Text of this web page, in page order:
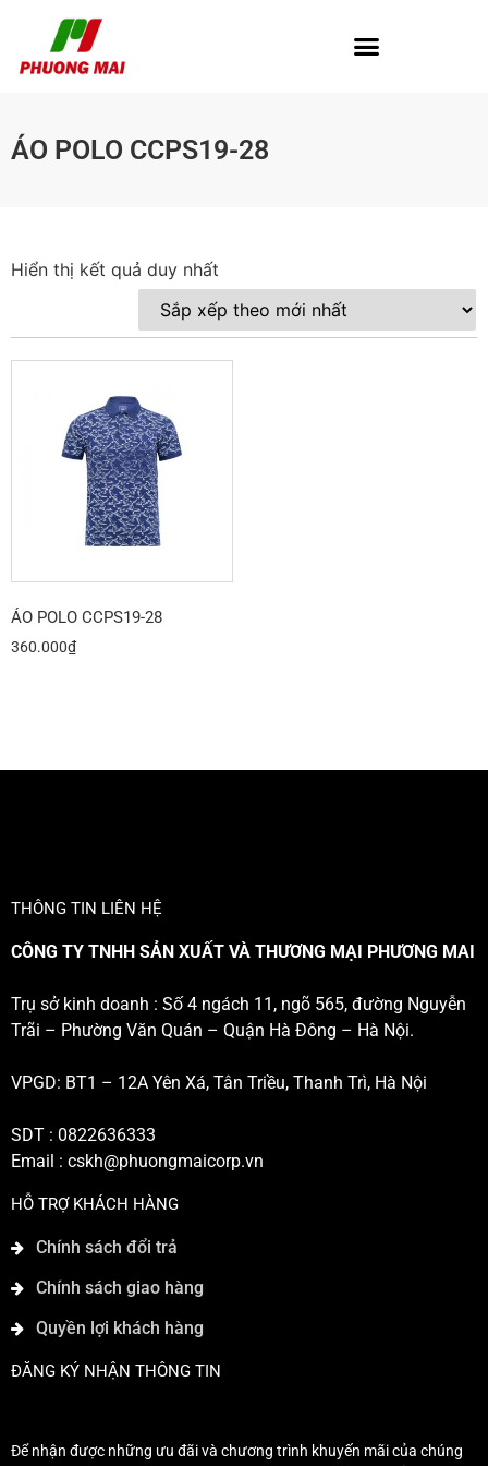
ÁO POLO CCPS19-28
Hiển thị kết quả duy nhất
ÁO POLO CCPS19-28
360.000₫
THÔNG TIN LIÊN HỆ
CÔNG TY TNHH SẢN XUẤT VÀ THƯƠNG MẠI PHƯƠNG MAI
Trụ sở kinh doanh : Số 4 ngách 11, ngõ 565, đường Nguyễn
Trãi – Phường Văn Quán – Quận Hà Đông – Hà Nội.
VPGD: BT1 – 12A Yên Xá, Tân Triều, Thanh Trì, Hà Nội
SDT : 0822636333
Email : cskh@phuongmaicorp.vn
HỖ TRỢ KHÁCH HÀNG
Chính sách đổi trả
Chính sách giao hàng
Quyền lợi khách hàng
ĐĂNG KÝ NHẬN THÔNG TIN
Để nhận được những ưu đãi và chương trình khuyến mãi của chúng